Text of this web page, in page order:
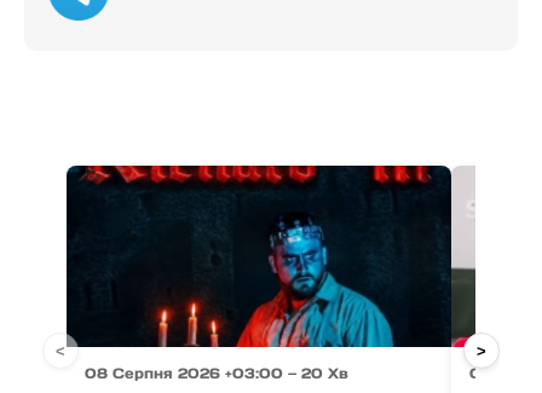
08 Серпня 2026 +03:00 — 20 Хв 08
< >